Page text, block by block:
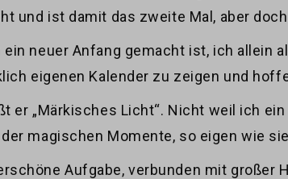
und ist damit das zweite Mal, aber
ein neuer Anfang gemacht ist, ich allein
eigenen Kalender zu zeigen und
er „Märkisches Licht“. Nicht weil ich
magischen Momente, so eigen wie
Aufgabe, verbunden mit